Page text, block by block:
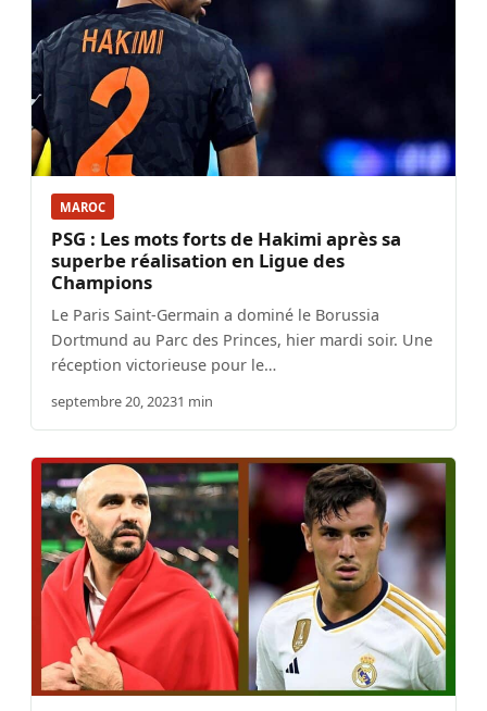
MAROC
PSG : Les mots forts de Hakimi après sa
superbe réalisation en Ligue des
Champions
Le Paris Saint-Germain a dominé le Borussia
Dortmund au Parc des Princes, hier mardi soir. Une
réception victorieuse pour le…
septembre 20, 20231 min